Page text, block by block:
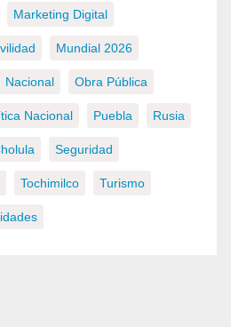
Marketing Digital
Mundial 2026
Nacional Obra Pública
Nacional Puebla Rusia
Seguridad
Tochimilco Turismo